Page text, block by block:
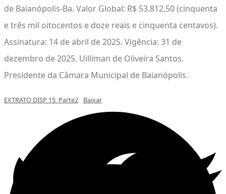
de Baianópolis-Ba. Valor Global: R$ 53.812,50 (cinquenta
e três mil oitocentos e doze reais e cinquenta centavos).
Assinatura: 14 de abril de 2025. Vigência: 31 de
dezembro de 2025. Uilliman de Oliveira Santos.
Presidente da Câmara Municipal de Baianópolis.
EXTRATO DISP 15_Parte2 Baixar